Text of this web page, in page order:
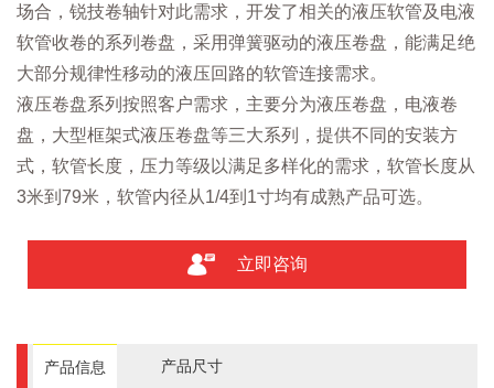
场合，锐技卷轴针对此需求，开发了相关的液压软管及电液
软管收卷的系列卷盘，采用弹簧驱动的液压卷盘，能满足绝
大部分规律性移动的液压回路的软管连接需求。
液压卷盘系列按照客户需求，主要分为液压卷盘，电液卷
盘，大型框架式液压卷盘等三大系列，提供不同的安装方
式，软管长度，压力等级以满足多样化的需求，软管长度从
3米到79米，软管内径从1/4到1寸均有成熟产品可选。
立即咨询
产品信息 产品尺寸